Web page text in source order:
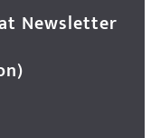
Newsletter